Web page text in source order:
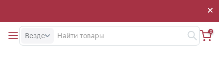
×
×
Везде
0